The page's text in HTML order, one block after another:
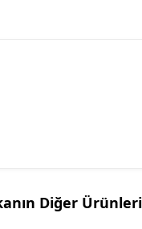
Diğer Ürünleri